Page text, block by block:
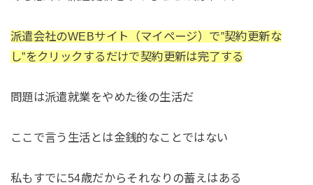
派遣会社のWEBサイト（マイページ）で”契約更新な
し”をクリックするだけで契約更新は完了する
問題は派遣就業をやめた後の生活だ
ここで言う生活とは金銭的なことではない
私もすでに54歳だからそれなりの蓄えはある